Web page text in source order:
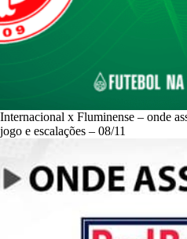
Internacional x Fluminense – onde
jogo e escalações – 08/11